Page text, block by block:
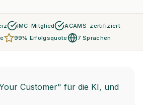
IMC-Mitglied
ACAMS-zertifiziert
99% Erfolgsquote 7 Sprachen
Customer" für die KI, und